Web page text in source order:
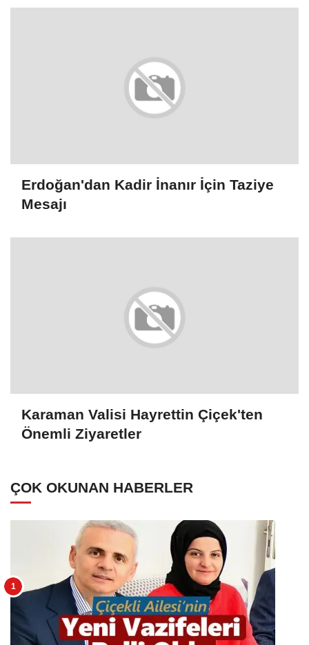
Erdoğan'dan Kadir İnanır İçin Taziye
Mesajı
Karaman Valisi Hayrettin Çiçek'ten
Önemli Ziyaretler
ÇOK OKUNAN HABERLER